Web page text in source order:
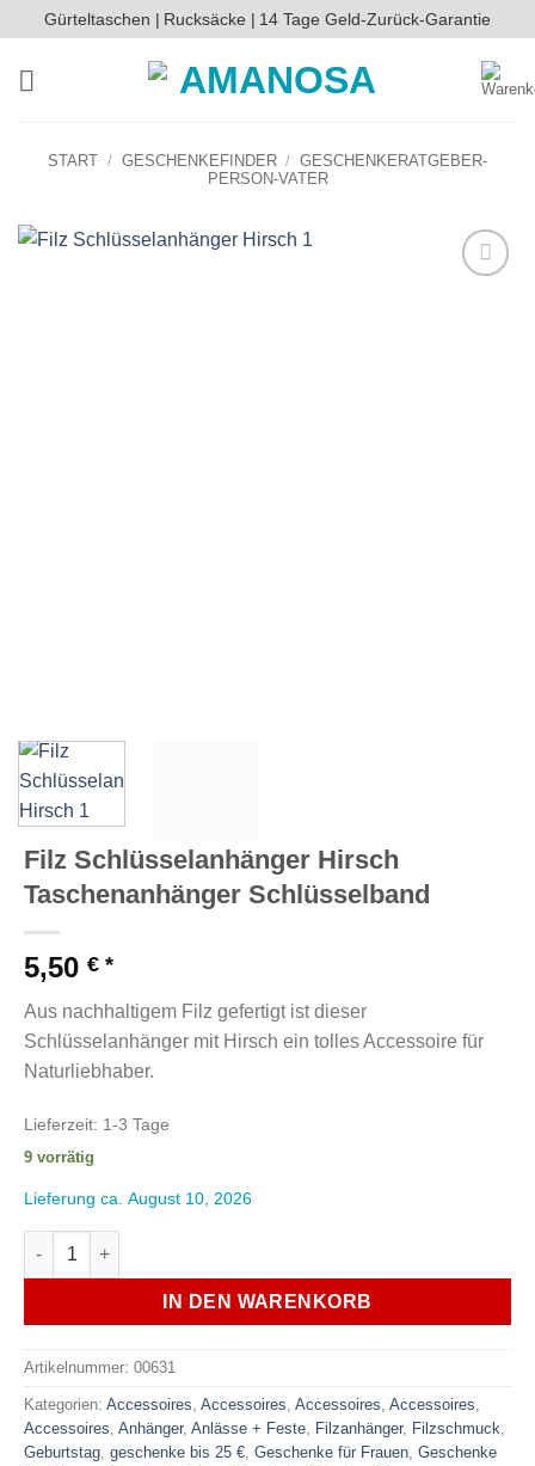
Inhalt
springen
Gürteltaschen | Rucksäcke | 14 Tage Geld-Zurück-Garantie
START / GESCHENKEFINDER / GESCHENKERATGEBER-
PERSON-VATER
Filz Schlüsselanhänger Hirsch
Taschenanhänger Schlüsselband
5,50 €
Aus nachhaltigem Filz gefertigt ist dieser
Schlüsselanhänger mit Hirsch ein tolles Accessoire für
Naturliebhaber.
Lieferzeit: 1-3 Tage
9 vorrätig
Lieferung ca. August 10, 2026
Filz Schlüsselanhänger Hirsch Taschenanhänger
IN DEN WARENKORB
Artikelnummer: 00631
Kategorien: Accessoires, Accessoires, Accessoires, Accessoires,
Accessoires, Anhänger, Anlässe + Feste, Filzanhänger, Filzschmuck,
Geburtstag, geschenke bis 25 €, Geschenke für Frauen, Geschenke